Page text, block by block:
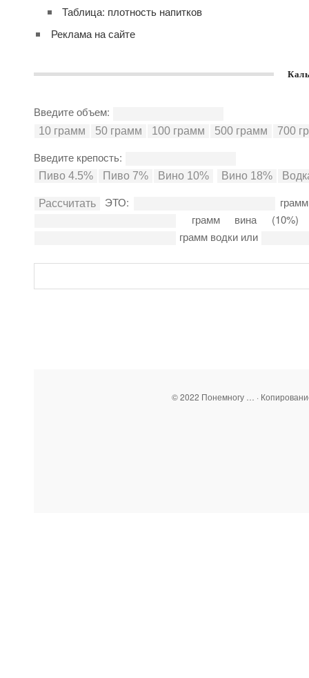
Таблица: плотность напитков
Реклама на сайте
Введите объем:
Введите крепость:
ЭТО:
грамм вина
грамм водки или
© 2022 Понемногу … ·